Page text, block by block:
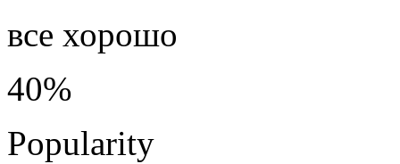
все хорошо
40%
Popularity